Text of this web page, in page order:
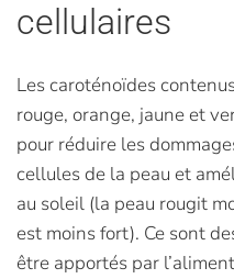
cellulaires
Les caroténoïdes
rouge, orange, jaune et
pour réduire les
cellules de la peau et
au soleil (la peau rougit
est moins fort). Ce sont
être apportés par